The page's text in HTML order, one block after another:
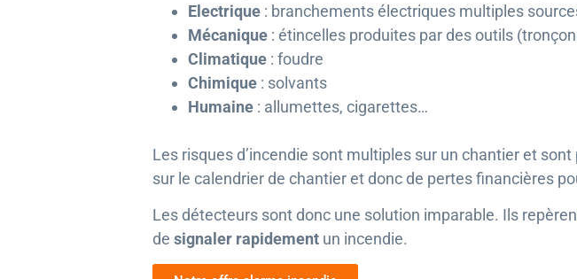
Electrique : branchements électriques multiples
Mécanique : étincelles produites par des outils
Climatique : foudre
Chimique : solvants
Humaine : allumettes, cigarettes…
Les risques d’incendie sont multiples sur un chantier et
sur le calendrier de chantier et donc de pertes financières
Les détecteurs sont donc une solution imparable. Ils
de signaler rapidement un incendie.